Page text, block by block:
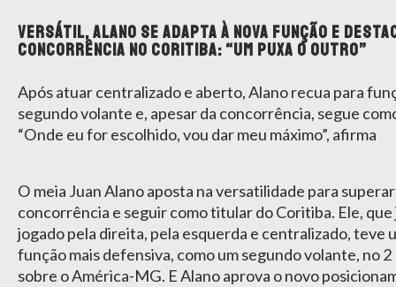
VERSÁTIL, ALANO SE ADAPTA À NOVA FUNÇÃO E
CONCORRÊNCIA NO CORITIBA: “UM PUXA O OUTRO”
Após atuar centralizado e aberto, Alano recua para
segundo volante e, apesar da concorrência, segue
“Onde eu for escolhido, vou dar meu máximo”, afirma
O meia Juan Alano aposta na versatilidade para
concorrência e seguir como titular do Coritiba. Ele, que
jogado pela direita, pela esquerda e centralizado, teve
função mais defensiva, como um segundo volante, no 2
sobre o América-MG. E Alano aprova o novo